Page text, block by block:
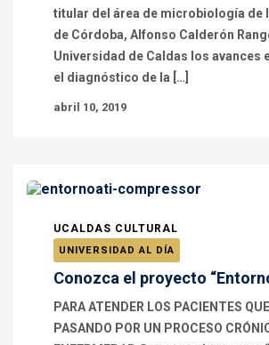
titular del área de microbiología de
de Córdoba, Alfonso Calderón
Universidad de Caldas los avances
el diagnóstico de la […]
abril 10, 2019
UCALDAS CULTURAL
UNIVERSIDAD AL DÍA
Conozca el proyecto
PARA ATENDER LOS PACIENTES
PASANDO POR UN PROCESO